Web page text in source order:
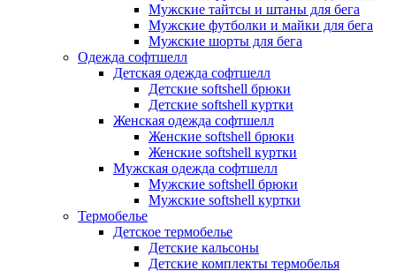
Мужские тайтсы и штаны для бега
Мужские футболки и майки для бега
Мужские шорты для бега
Одежда софтшелл
Детская одежда софтшелл
Детские softshell брюки
Детские softshell куртки
Женская одежда софтшелл
Женские softshell брюки
Женские softshell куртки
Мужская одежда софтшелл
Мужские softshell брюки
Мужские softshell куртки
Термобелье
Детское термобелье
Детские кальсоны
Детские комплекты термобелья